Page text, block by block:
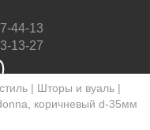
44-13
13-27
| Шторы и вуаль |
коричневый d-35мм